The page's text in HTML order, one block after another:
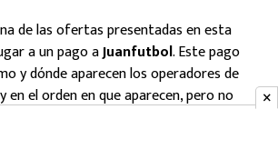
de las ofertas presentadas en esta
a un pago aJuanfutbol. Este pago
y dónde aparecen los operadores de
en el orden en que aparecen, pero no